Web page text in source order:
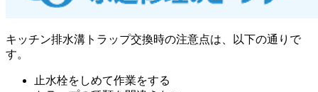
キッチン排水溝トラップ交換時の注意点は、以下の通りで
す。
止水栓をしめて作業をする